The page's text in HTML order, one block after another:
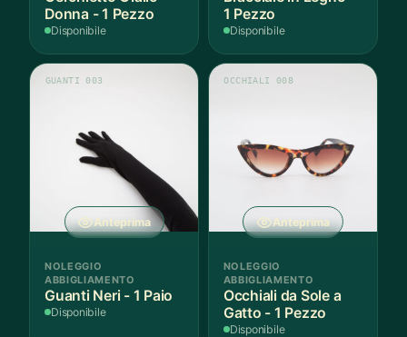
Donna - 1 Pezzo
Disponibile
1 Pezzo
Disponibile
Anteprima
GUANTI 003
NOLEGGIO
ABBIGLIAMENTO
Guanti Neri - 1 Paio
Disponibile
Anteprima
OCCHIALI 008
NOLEGGIO
ABBIGLIAMENTO
Occhiali da Sole a
Gatto - 1 Pezzo
Disponibile